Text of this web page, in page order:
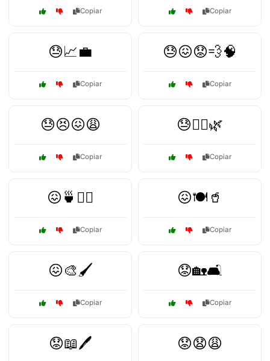
Copiar Copiar
😓📈💼
Copiar
😓😖😟💨🧠
Copiar
😓😣😖😩
Copiar
😓🧘‍♂️🌿
Copiar
😖🍵🧘‍♀️
Copiar
😖🍽️🥤
Copiar
😖🎨🖌️
Copiar
😟🏡🛋️
Copiar
😟📖🖊️ 😟😧😩